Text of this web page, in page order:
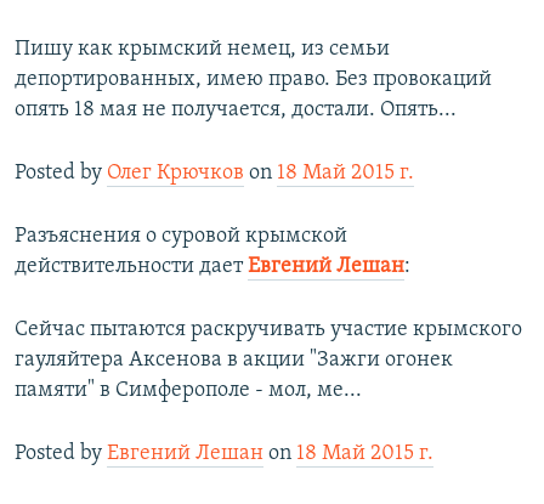
Пишу как крымский немец, из семьи
депортированных, имею право. Без провокаций
опять 18 мая не получается, достали. Опять...
Posted by Олег Крючков on 18 Май 2015 г.
Разъяснения о суровой крымской
действительности даетЕвгений Лешан:
Сейчас пытаются раскручивать участие крымского
гауляйтера Аксенова в акции "Зажги огонек
памяти" в Симферополе - мол, ме...
Posted by Евгений Лешан on 18 Май 2015 г.